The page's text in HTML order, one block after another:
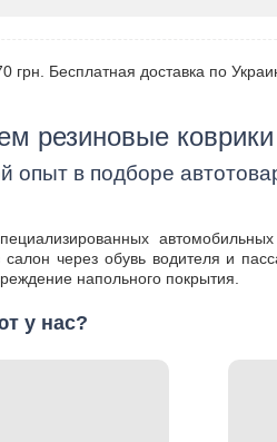
грн. Бесплатная доставка по
резиновые
опыт в подборе
салон через обувь водителя и
напольного покрытия.
у нас?